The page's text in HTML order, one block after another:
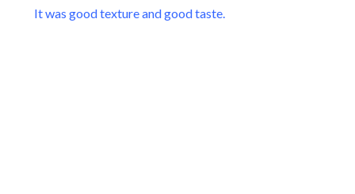
It was good texture and good taste.